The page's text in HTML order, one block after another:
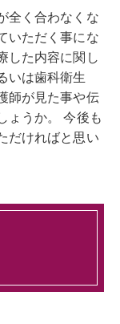
全く合わなくな
いただく事にな
した内容に関し
いは歯科衛生
師が見た事や伝
ょうか。 今後も
だければと思い